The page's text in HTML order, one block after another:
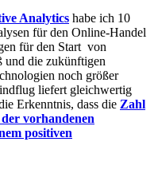
Analytics habe ich 10
für den Online-Handel
für den Start von
und die zukünftigen
noch größer
liefert gleichwertig
Erkenntnis, dass die Zahl
vorhandenen
positiven